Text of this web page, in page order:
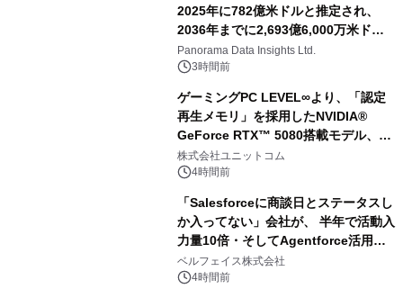
2025年に782億米ドルと推定され、
2036年までに2,693億6,000万米ドル
に達すると予測されており、予測期間
（2026年～2036年）
Panorama Data Insights Ltd.
3時間前
ゲーミングPC LEVEL∞より、「認定
再生メモリ」を採用したNVIDIA®
GeForce RTX™ 5080搭載モデル、
NVIDIA® GeForce RTX™ 5070 Ti搭
載モデルを販売開始
株式会社ユニットコム
4時間前
「Salesforceに商談日とステータスし
か入ってない」会社が、 半年で活動入
力量10倍・そしてAgentforce活用へ
── 敷島住宅×bellSalesAI事例公開
ベルフェイス株式会社
4時間前